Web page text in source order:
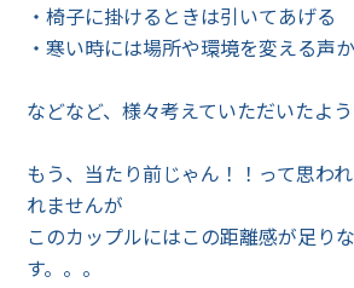
・椅子に掛けるときは引いてあげる
・寒い時には場所や環境を変える声
などなど、様々考えていただいたよう
もう、当たり前じゃん！！って思わ
れませんが
このカップルにはこの距離感が足り
す。。。